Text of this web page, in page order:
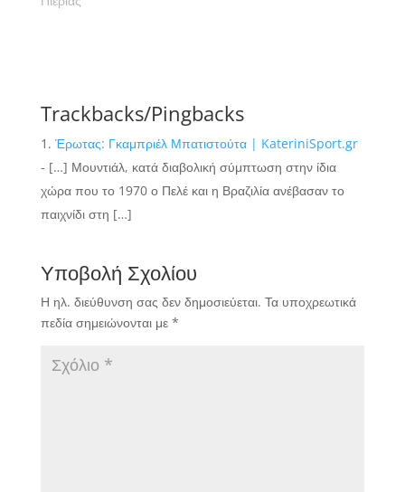
Trackbacks/Pingbacks
Έρωτας: Γκαμπριέλ Μπατιστούτα | KateriniSport.gr
- […] Μουντιάλ, κατά διαβολική σύμπτωση στην ίδια
χώρα που το 1970 ο Πελέ και η Βραζιλία ανέβασαν το
παιχνίδι στη […]
Υποβολή Σχολίου
Η ηλ. διεύθυνση σας δεν δημοσιεύεται. Τα υποχρεωτικά
πεδία σημειώνονται με *